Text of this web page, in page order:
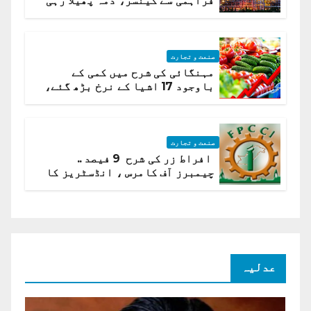
صنعت و تجارت
مہنگائی کی شرح میں کمی کے
باوجود 17 اشیا کے نرخ بڑھ گئے،
صنعت و تجارت
افراط زر کی شرح 9 فیصد ..
چیمبرز آف کامرس ، انڈسٹریز کا
عدلیہ